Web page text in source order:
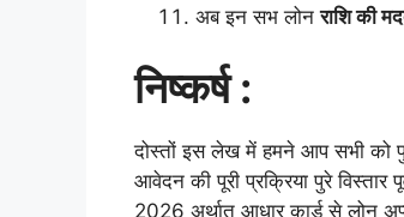
अब इन सभ लोनराशि की
निष्कर्ष :
दोस्तों इस लेख में हमने आप सभी को
आवेदन की पूरी प्रक्रिया पुरे
2026 अर्थात आधार कार्ड से लोन